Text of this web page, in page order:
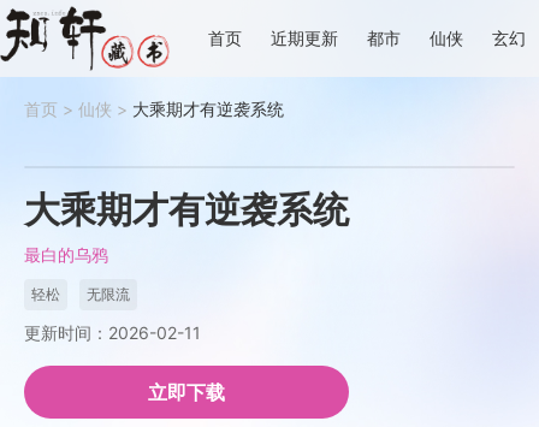
首页 近期更新 都市 仙侠 玄幻
首页 > 仙侠 > 大乘期才有逆袭系统
大乘期才有逆袭系统
最白的乌鸦
轻松 无限流
更新时间：2026-02-11
立即下载